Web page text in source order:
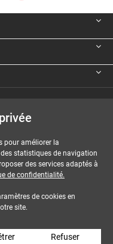
pour améliorer la
statistiques de navigation
des services adaptés à
de confidentialité.
de cookies en
site.
Refuser